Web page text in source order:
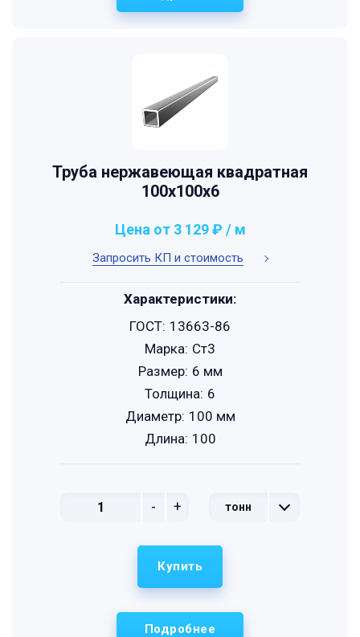
Труба нержавеющая квадратная
100х100х6
Запросить КП и стоимость
Цена от 3 129 ₽ / м
- + тонн
Характеристики:
ГОСТ: 13663-86
Марка: Ст3
Размер: 6 мм
Толщина: 6
Диаметр: 100 мм
Длина: 100
Подробнее
Купить